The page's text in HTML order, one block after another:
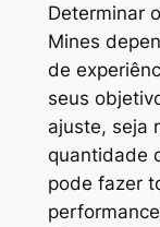
Determinar
Mines
de
seus
ajuste, seja
quantidade
pode fazer